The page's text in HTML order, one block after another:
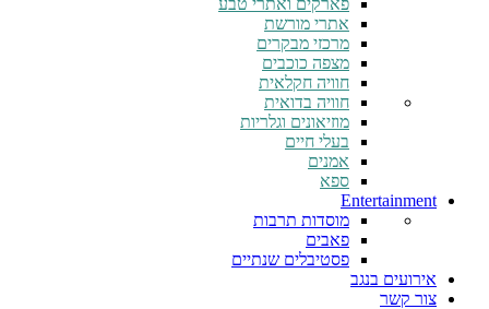
פארקים ואתרי טבע
אתרי מורשת
מרכזי מבקרים
מצפה כוכבים
חוויה חקלאית
חוויה בדואית
מוזיאונים וגלריות
בעלי חיים
אמנים
ספא
Entertainment
מוסדות תרבות
פאבים
פסטיבלים שנתיים
אירועים בנגב
צור קשר